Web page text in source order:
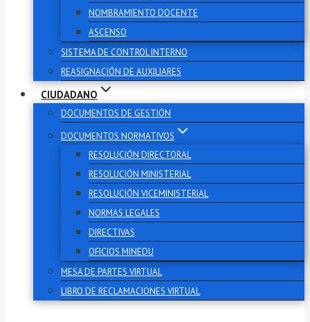
NOMBRAMIENTO DOCENTE
ASCENSO
SISTEMA DE CONTROL INTERNO
REASIGNACIÓN DE AUXILIARES
CIUDADANO
DOCUMENTOS DE GESTIÓN
DOCUMENTOS NORMATIVOS
RESOLUCIÓN DIRECTORAL
RESOLUCIÓN MINISTERIAL
RESOLUCIÓN VICEMINISTERIAL
NORMAS LEGALES
DIRECTIVAS
OFICIOS MINEDU
MESA DE PARTES VIRTUAL
LIBRO DE RECLAMACIONES VIRTUAL